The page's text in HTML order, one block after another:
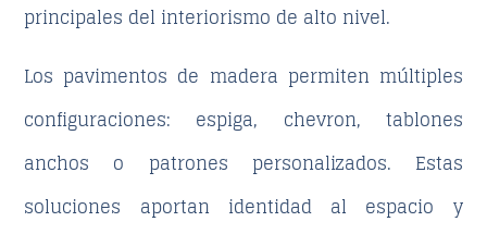
principales del interiorismo de alto nivel.
Los pavimentos de madera permiten múltiples
configuraciones: espiga, chevron, tablones
anchos o patrones personalizados. Estas
soluciones aportan identidad al espacio y